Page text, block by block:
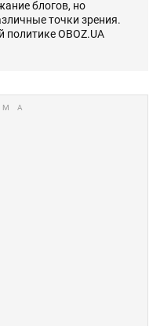
блогов, но
точки зрения.
политике OBOZ.UA